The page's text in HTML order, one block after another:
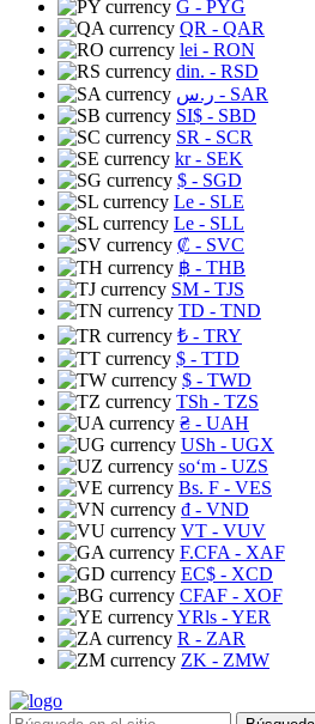
G - PYG
QR - QAR
lei - RON
din. - RSD
ر.س - SAR
SI$ - SBD
SR - SCR
kr- SEK
$ - SGD
Le - SLE
Le - SLL
₡ - SVC
฿ - THB
ЅМ - TJS
TD - TND
₺ - TRY
$ - TTD
$ - TWD
TSh - TZS
₴ - UAH
USh - UGX
soʻm - UZS
Bs. F - VES
₫ - VND
VT - VUV
F.CFA - XAF
EC$ - XCD
CFAF - XOF
YRls - YER
R - ZAR
ZK - ZMW